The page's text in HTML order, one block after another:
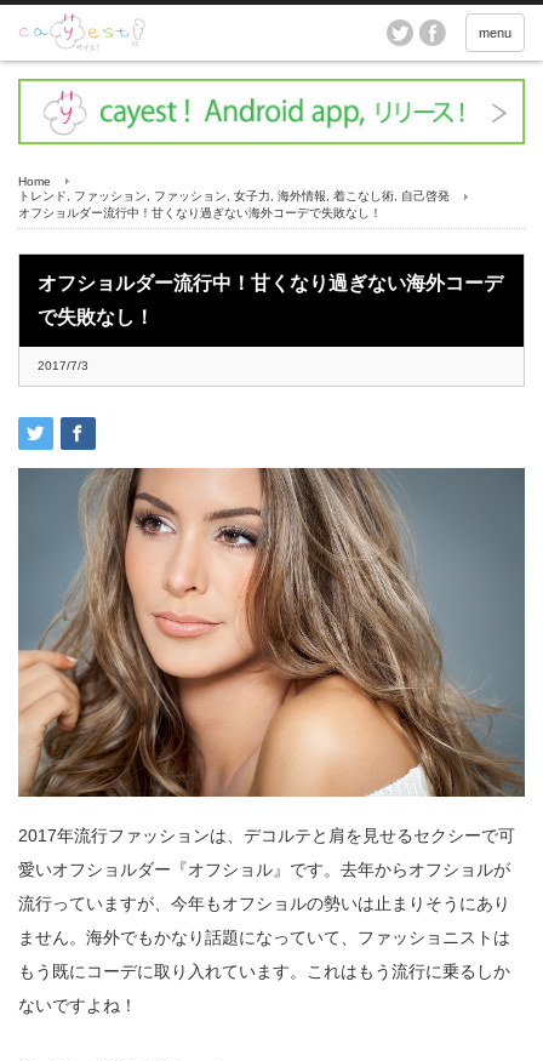
menu
Home
トレンド
ファッション ファッション 女子力 海外情報 着こなし術
自己啓発
オフショルダー流行中！甘くなり過ぎない海外コーデで失敗なし！
オフショルダー流行中！甘くなり過ぎない海外コーデ
で失敗なし！
2017/7/3
2017年流行ファッションは、デコルテと肩を見せるセクシーで可
愛いオフショルダー『オフショル』です。去年からオフショルが
流行っていますが、今年もオフショルの勢いは止まりそうにあり
ません。海外でもかなり話題になっていて、ファッショニストは
もう既にコーデに取り入れています。これはもう流行に乗るしか
ないですよね！